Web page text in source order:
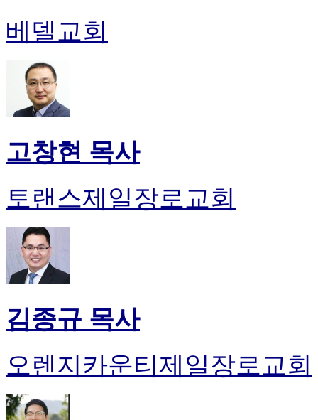
베델교회
고창현 목사
토랜스제일장로교회
김종규 목사
오렌지카운티제일장로교회